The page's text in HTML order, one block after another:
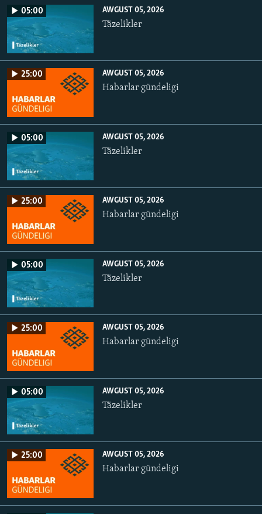
05:00 AWGUST 05, 2026
Täzelikler
25:00 AWGUST 05, 2026
Habarlar gündeligi
05:00 AWGUST 05, 2026
Täzelikler
25:00 AWGUST 05, 2026
Habarlar gündeligi
05:00 AWGUST 05, 2026
Täzelikler
25:00 AWGUST 05, 2026
Habarlar gündeligi
05:00 AWGUST 05, 2026
Täzelikler
25:00 AWGUST 05, 2026
Habarlar gündeligi